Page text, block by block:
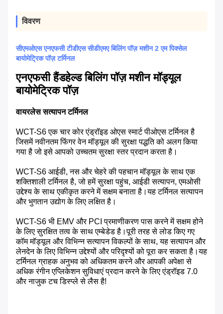
विवरण
सीएमओएस एनएफसी टीडीएस सीडीएमए बिलिंग पॉज़ मशीन 2 एम पिक्सेल
बायोमेट्रिक पॉज़ टर्मिनल
एनएफसी हैंडहेल्ड बिलिंग पॉज़ मशीन मॉड्यूल
बायोमेट्रिक पॉज़
वायरलेस सत्यापन टर्मिनल
WCT-S6 एक चार कोर एंड्रॉइड ओएस स्मार्ट पीओएस टर्मिनल है
जिसमें नवीनतम फिंगर वेन मॉड्यूल की सुरक्षा पद्धति को अलग किया
गया है जो इसे आपको उच्चतम सुरक्षा स्तर प्रदान करता है।
WCT-S6 आईडी, नस और चेहरे की पहचान मॉड्यूल के साथ एक
शक्तिशाली टर्मिनल है, जो हमें सुरक्षा पहुंच, आईडी सत्यापन, एमओसी
उद्देश्य के साथ एकीकृत करने में सक्षम बनाता है।यह टर्मिनल सत्यापन
और भुगतान उद्योग के लिए लक्षित है।
WCT-S6 भी EMV और PCI प्रमाणीकरण पास करने में सक्षम होने
के लिए सुरक्षित तत्व के साथ एम्बेडेड है।पूरी तरह से लोड किए गए
कॉम मॉड्यूल और विभिन्न सत्यापन विकल्पों के साथ, यह सत्यापन और
लेनदेन के लिए विभिन्न उद्देश्यों और परिदृश्यों को पूरा कर सकता है।यह
टर्मिनल ग्राहक अनुभव को अधिकतम करने और आपकी अपेक्षा से
अधिक रंगीन एप्लिकेशन सुविधाएं प्रदान करने के लिए एंड्रॉइड 7.0
और नाजुक टच डिस्प्ले से लैस है!